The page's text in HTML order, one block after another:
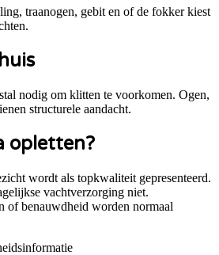
traanogen, gebit en of de fokker kiest
nodig om klitten te voorkomen. Ogen,
structurele aandacht.
opletten?
wordt als topkwaliteit gepresenteerd.
vachtverzorging niet.
of benauwdheid worden normaal